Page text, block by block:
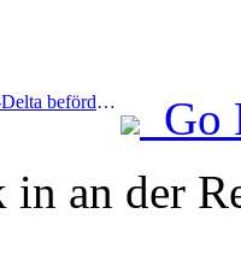
Prev:Die Eisenbahn im Jangtse-Delta beförderte während der Maifeiertage über 21,38 Millionen Fahrgäste.
Go
in an der